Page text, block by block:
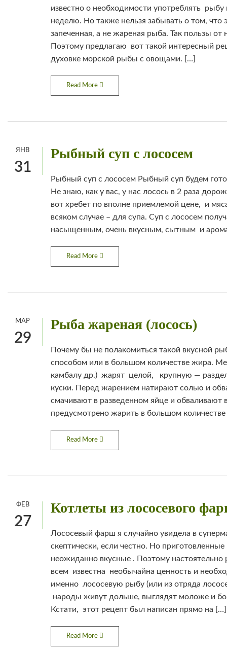
известно о необходимости употреблять рыбу
неделю. Но также нельзя забывать о том, что
запеченная, а не жареная рыба. Так пользы от
Поэтому предлагаю вот такой интересный
духовке морской рыбы с овощами. […]
Read More
ЯНВ
31
Рыбный суп с лососем
Рыбный суп с лососем Рыбный суп будем
Не знаю, как у вас, у нас лосось в 2 раза
вот хребет по вполне приемлемой цене, и
всяком случае – для супа. Суп с лососем
насыщенным, очень вкусным, сытным и
Read More
МАР
29
Рыба жареная (лосось)
Почему бы не полакомиться такой вкусной
способом или в большом количестве жира.
камбалу др.) жарят целой, крупную —
куски. Перед жарением натирают солью и
смачивают в разведенном яйце и обваливают
предусмотрено жарить в большом
Read More
ФЕВ
27
Котлеты из лососевого
Лососевый фарш я случайно увидела в
скептически, если честно. Но приготовленные
неожиданно вкусные . Поэтому
всем известна необычайна ценность и
именно лососевую рыбу (или из отряда
народы живут дольше, выглядят моложе и
Кстати, этот рецепт был написан прямо на […]
Read More